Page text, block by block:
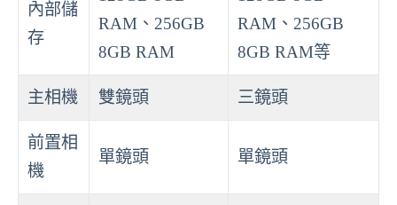
內部儲
存
RAM、256GB
8GB RAM
RAM、256GB
8GB RAM等
主相機 雙鏡頭 三鏡頭
前置相
機
單鏡頭 單鏡頭